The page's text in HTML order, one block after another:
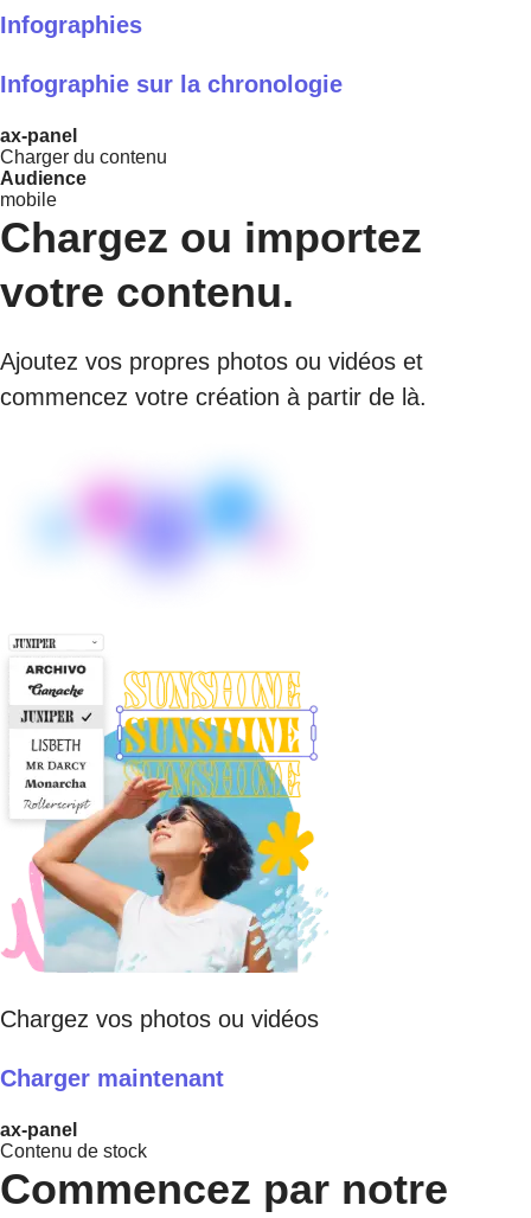
Infographies
Infographie sur la chronologie
ax-panel
Charger du contenu
Audience
mobile
Chargez ou importez
votre contenu.
Ajoutez vos propres photos ou vidéos et
commencez votre création à partir de là.
Chargez vos photos ou vidéos
Charger maintenant
ax-panel
Contenu de stock
Commencez par notre